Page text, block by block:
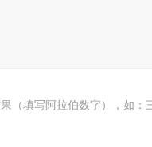
（填写阿拉伯数字），如：